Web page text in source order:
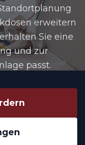
erweitern
Sie eine
und zur
passt.